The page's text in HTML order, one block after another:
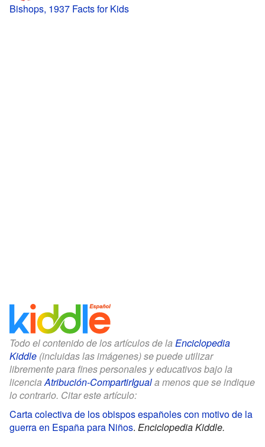
Bishops, 1937 Facts for Kids
Todo el contenido de los artículos de la Enciclopedia
Kiddle (incluidas las imágenes) se puede utilizar
libremente para fines personales y educativos bajo la
licenciaAtribución-CompartirIguala menos que se indique
lo contrario. Citar este artículo:
Carta colectiva de los obispos españoles con motivo de la
guerra en España para Niños. Enciclopedia Kiddle.